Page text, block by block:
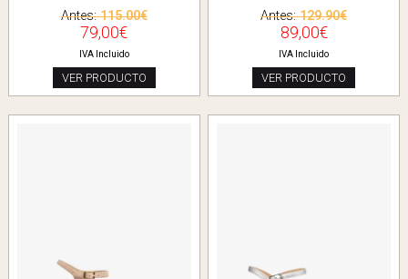
Antes:115.00€
79,00€
IVA Incluido
VER PRODUCTO
Antes:129.90€
89,00€
IVA Incluido
VER PRODUCTO